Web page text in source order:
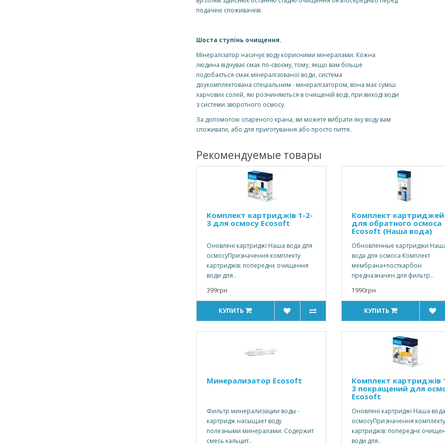
подачею споживачеві.
Шоста ступінь очищення.
Мінералізатор насичує воду корисними мінералами. Кожна
людина відчуває смак по-своєму, тому, якщо вам більше
подобається смак мінералізованої води, система
доукомплектована спеціальним - мінералізатором, вона має суміш
харчових солей, які розчиняються в очищеній воді, при виході води
з системи зворотного осмосу.
За допомогою спареного крана, ви можете вибрати яку воду вам
споживати, або для приготування або просто пиття.
Рекомендуемые товары
Комплект картриджів 1-2-
3 для осмосу Ecosoft
Оновлені картриджі Наша вода для
осмосуПризначення комплекту
картриджів: попереднє очищення
води для..
399грн
КУПИТЬ
Комплект картриджей
для обратного осмоса
Ecosoft (Наша вода)
Обновленные картриджи
вода для осмоса Комплект
мембрана+посткарбон
предназначен для фильтр..
1990грн
КУПИТЬ
Минерализатор Ecosoft
Фильтр минерализации воды -
картридж насыщает воду
полезными минералами. Содержит
смесь кальцит..
Комплект картриджів
3 покращений для
Ecosoft
Оновлені картриджі Наша
осмосуПризначення комплекту
картриджів: попереднє
води для..